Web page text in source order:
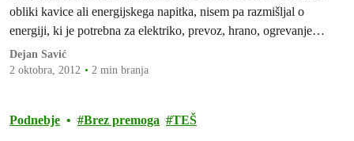
obliki kavice ali energijskega napitka, nisem pa razmišljal o
energiji, ki je potrebna za elektriko, prevoz, hrano, ogrevanje
prostorov in proizvodnjo izdelkov. Potem sem slišal grozovito
zgodbo o podnebnih spremembah, ki jih povzroča rabe…
Dejan Savić
2 oktobra, 2012
2 min branja
Podnebje Brez premoga TEŠ